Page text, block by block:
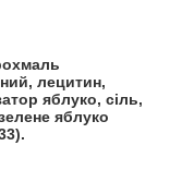
лецитин,
яблуко, сіль,
яблуко